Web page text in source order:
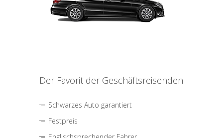
Der Favorit der Geschäftsreisenden
Schwarzes Auto garantiert
Festpreis